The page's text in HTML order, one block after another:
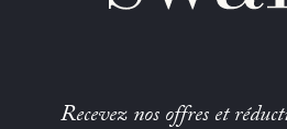
Recevez nos offres et